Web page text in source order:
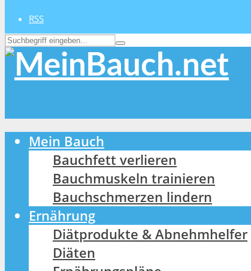
RSS
Mein Bauch
Bauchfett verlieren
Bauchmuskeln trainieren
Bauchschmerzen lindern
Ernährung
Diätprodukte & Abnehmhelfer
Diäten